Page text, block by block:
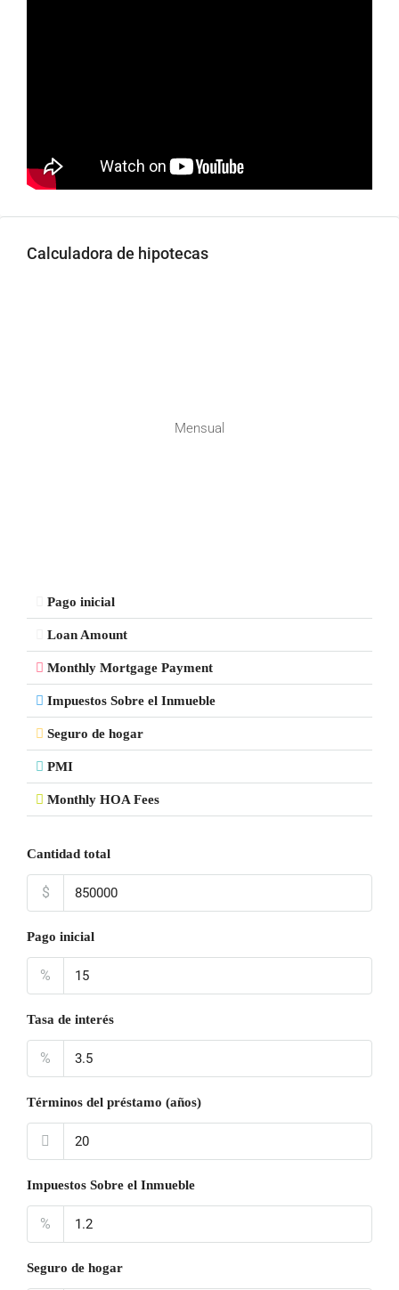
Calculadora de hipotecas
Mensual
Pago inicial
Loan Amount
Monthly Mortgage Payment
Impuestos Sobre el Inmueble
Seguro de hogar
PMI
Monthly HOA Fees
Cantidad total
$
Pago inicial
%
Tasa de interés
%
Términos del préstamo (años)
Impuestos Sobre el Inmueble
%
Seguro de hogar